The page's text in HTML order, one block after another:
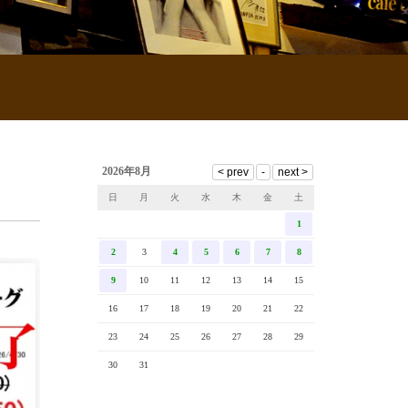
2026年8月
日 月 火 水 木 金 土
1
2 3 4 5 6 7 8
9 10 11 12 13 14 15
16 17 18 19 20 21 22
23 24 25 26 27 28 29
30 31